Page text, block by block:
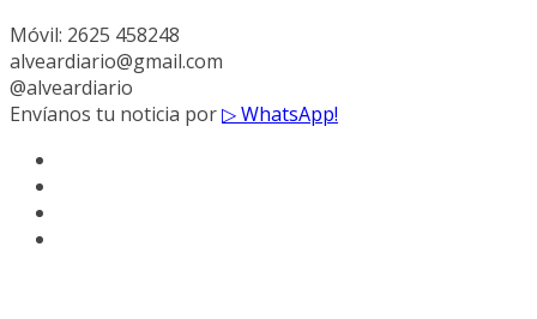
Móvil: 2625 458248
alveardiario@gmail.com
@alveardiario
Envíanos tu noticia por▷ WhatsApp!